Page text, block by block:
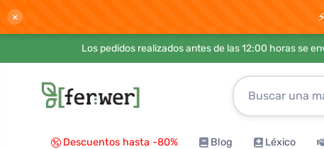
×
Los pedidos realizados antes de las 12:00 horas se
Descuentos hasta -80% Blog Léxico